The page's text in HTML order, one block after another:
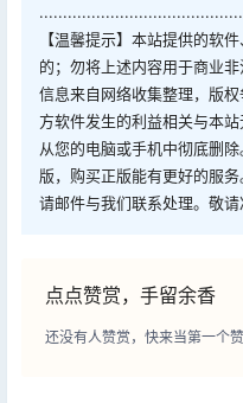
【温馨提示】本站提供的软
的；勿将上述内容用于商业
信息来自网络收集整理，版
方软件发生的利益相关与本
从您的电脑或手机中彻底删
版，购买正版能有更好的服
请邮件与我们联系处理。敬请
点点赞赏，手留余香
还没有人赞赏，快来当第一个赞